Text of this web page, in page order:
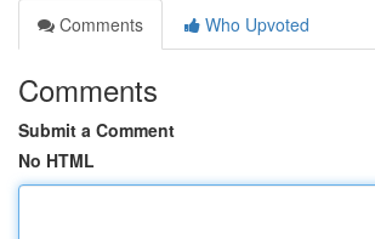
Comments
Who Upvoted
Comments
Submit a Comment
No HTML